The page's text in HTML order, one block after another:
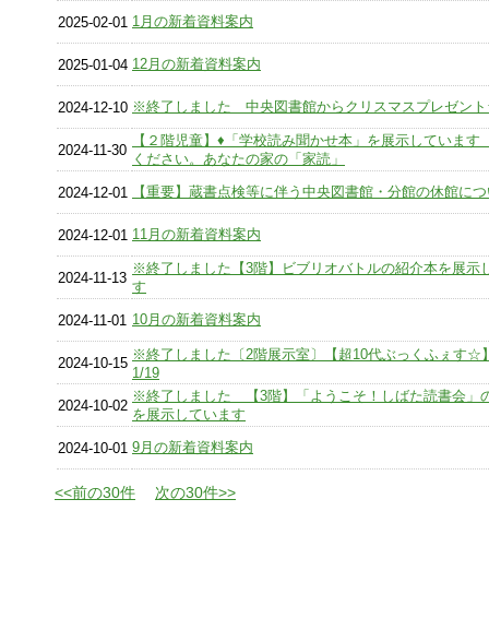
2025-02-01 1月の新着資料案内
2025-01-04 12月の新着資料案内
2024-12-10 ※終了しました 中央図書館からクリスマスプレゼン
2024-11-30
【２階児童】♦「学校読み聞かせ本」を展示していま
ください。あなたの家の「家読」
2024-12-01 【重要】蔵書点検等に伴う中央図書館・分館の休館に
2024-12-01 11月の新着資料案内
2024-11-13
※終了しました【3階】ビブリオバトルの紹介本を展示
す
2024-11-01 10月の新着資料案内
2024-10-15
※終了しました〔2階展示室〕【超10代ぶっくふぇす☆
1/19
2024-10-02
※終了しました 【3階】「ようこそ！しばた読書会」
を展示しています
2024-10-01 9月の新着資料案内
<<前の30件 次の30件>>